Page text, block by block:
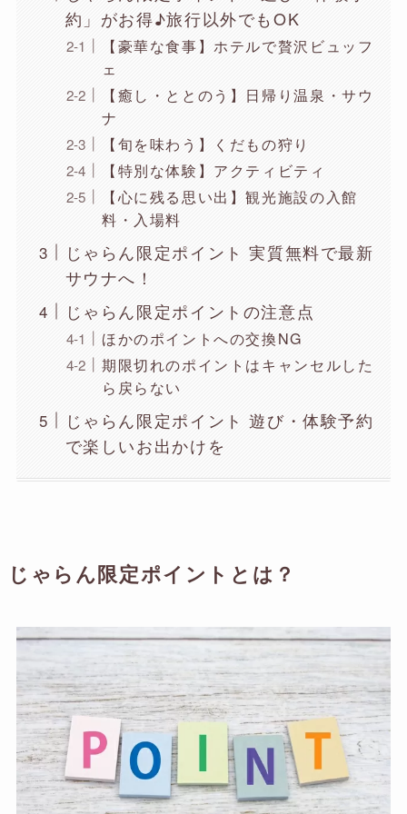
約」がお得♪旅行以外でもOK
【豪華な食事】ホテルで贅沢ビュッフ
ェ
【癒し・ととのう】日帰り温泉・サウ
ナ
【旬を味わう】くだもの狩り
【特別な体験】アクティビティ
【心に残る思い出】観光施設の入館
料・入場料
じゃらん限定ポイント 実質無料で最新
サウナへ！
じゃらん限定ポイントの注意点
ほかのポイントへの交換NG
期限切れのポイントはキャンセルした
ら戻らない
じゃらん限定ポイント 遊び・体験予約
で楽しいお出かけを
じゃらん限定ポイントとは？